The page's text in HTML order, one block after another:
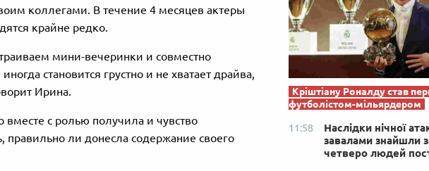
коллегами. В течение 4 месяцев актеры
крайне редко.
мини-вечеринки и совместно
становится грустно и не хватает драйва,
Ирина.
вместе с ролью получила и чувство
правильно ли донесла содержание своего
Кріштіану Роналду став
футболістом-мільярдером
11:58
Наслідки нічної
завалами знайшли
четверо людей